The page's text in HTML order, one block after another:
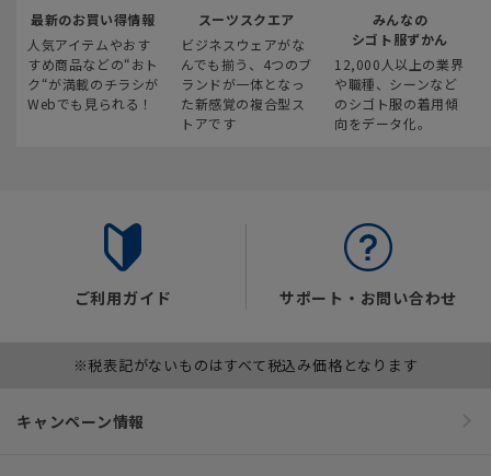
最新のお買い得情報
人気アイテムやおす
すめ商品などの“おト
ク“が満載のチラシが
Webでも見られる！
スーツスクエア
ビジネスウェアがな
んでも揃う、4つのブ
ランドが一体となっ
た新感覚の複合型ス
トアです
みんなの
シゴト服ずかん
12,000人以上の業界
や職種、シーンなど
のシゴト服の着用傾
向をデータ化。
ご利用ガイド サポート・お問い合わせ
※税表記がないものはすべて税込み価格となります
キャンペーン情報